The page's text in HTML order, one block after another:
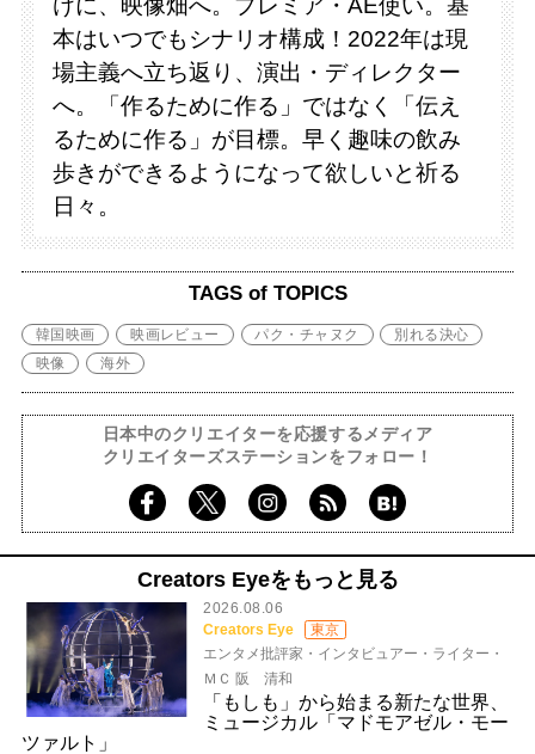
本はいつでもシナリオ構成！2022年は現
場主義へ立ち返り、演出・ディレクター
へ。「作るために作る」ではなく「伝え
るために作る」が目標。早く趣味の飲み
歩きができるようになって欲しいと祈る
日々。
TAGS of TOPICS
韓国映画 映画レビュー パク・チャヌク
別れる決心
映像
海外
日本中のクリエイターを応援するメディア
クリエイターズステーションをフォロー！
Creators Eyeをもっと見る
2026.08.06
Creators Eye
東京
エンタメ批評家・インタビュアー・ライター・
ＭＣ 阪 清和
「もしも」から始まる新たな世界、
ミュージカル「マドモアゼル・モー
ツァルト」